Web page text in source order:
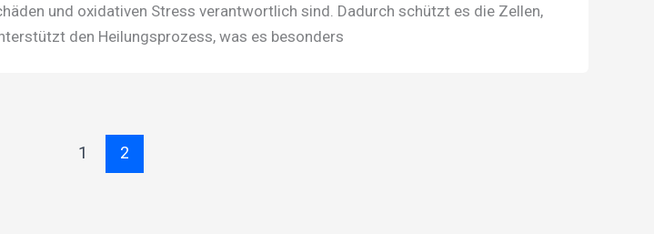
und oxidativen Stress verantwortlich sind. Dadurch schützt es die Zellen,
den Heilungsprozess, was es besonders
1 2